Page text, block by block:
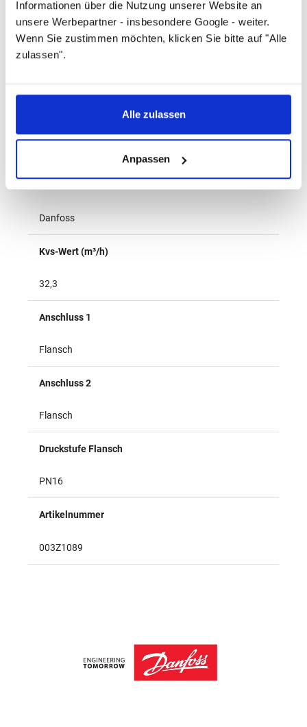
Informationen über die Nutzung unserer Website an
unsere Werbepartner - insbesondere Google - weiter.
Wenn Sie zustimmen möchten, klicken Sie bitte auf "Alle
zulassen".
Alle zulassen
Anpassen
MSV-F2
Gewicht (kg)
7,236
Danfoss
Kvs-Wert (m³/h)
32,3
Anschluss 1
Flansch
Anschluss 2
Flansch
Druckstufe Flansch
PN16
Artikelnummer
003Z1089